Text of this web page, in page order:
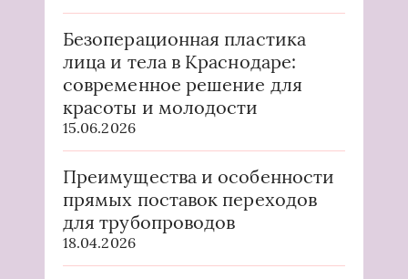
Безоперационная пластика
лица и тела в Краснодаре:
современное решение для
красоты и молодости
15.06.2026
Преимущества и особенности
прямых поставок переходов
для трубопроводов
18.04.2026